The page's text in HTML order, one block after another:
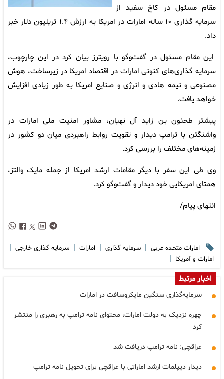
مقام مسئول در کاخ سفید از
سرمایه گذاری ۱۰ ساله امارات در امریکا به ارزش ۱.۴ تریلیون دلار خبر
داد.
این مقام مسئول در گفت‌وگو با رویترز بیان کرد در این چارچوب،
سرمایه گذاری‌های کنونی امارات در اقتصاد امریکا در زیرساخت، هوش
مصنوعی و نیمه هادی و انرژی و صنایع امریکا به طور زیادی افزایش
خواهد یافت.
پیشتر طحنون بن زاید آل نهیان، مشاور امنیت ملی امارات در
واشنگتن با ترامپ دیدار و تقویت روابط راهبردی میان دو کشور در
زمینه‌های مختلف را بررسی کرد.
وی طی این سفر با دیگر مقامات ارشد امریکا از جمله مایک والتز،
همتای امریکایی خود دیدار و گفت‌وگو کرد.
انتهای پیام/
امارات متحده عربی | سرمایه گذاری | امارات | سرمایه گذاری خارجی |
امارات و آمریکا |
اخبار مرتبط
سرمایه‌گذاری سنگین مایکروسافت در امارات
چهره نزدیک به دولت امارات، محتوای نامه ترامپ به رهبری را منتشر
کرد
عراقچی: نامه ترامپ دریافت شد
دیدار دیپلمات ارشد اماراتی با عراقچی برای تحویل نامه ترامپ